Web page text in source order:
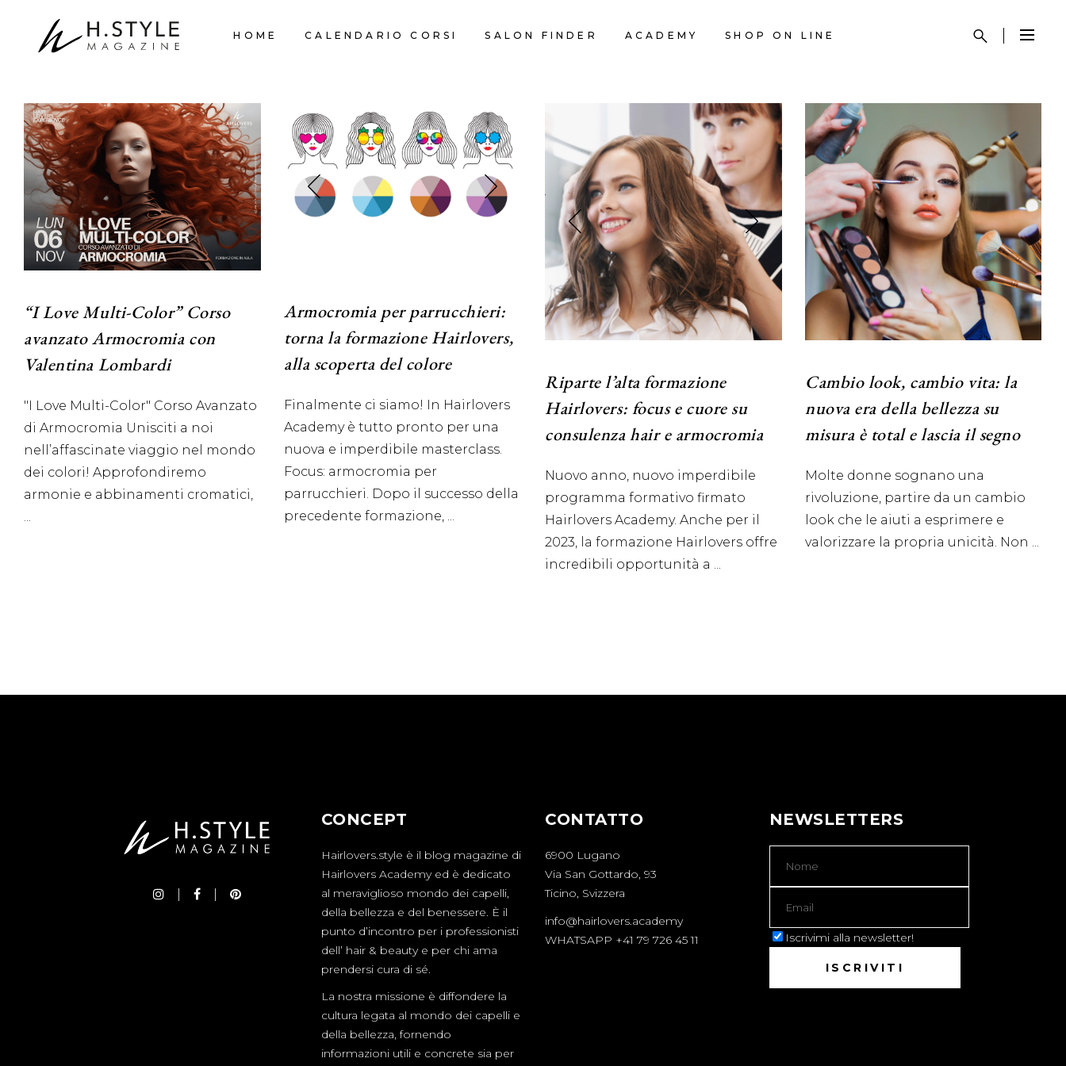
HOME CALENDARIO CORSI SALON FINDER ACADEMY SHOP ON LINE
“I Love Multi-Color” Corso
avanzato Armocromia con
Valentina Lombardi
"I Love Multi-Color" Corso Avanzato
di Armocromia Unisciti a noi
nell’affascinate viaggio nel mondo
dei colori! Approfondiremo
armonie e abbinamenti cromatici,
Armocromia per parrucchieri:
torna la formazione Hairlovers,
alla scoperta del colore
Finalmente ci siamo! In Hairlovers
Academy è tutto pronto per una
nuova e imperdibile masterclass.
Focus: armocromia per
parrucchieri. Dopo il successo della
precedente formazione,
Riparte l’alta formazione
Hairlovers: focus e cuore su
consulenza hair e armocromia
Nuovo anno, nuovo imperdibile
programma formativo firmato
Hairlovers Academy. Anche per il
2023, la formazione Hairlovers offre
incredibili opportunità a
Cambio look, cambio vita: la
nuova era della bellezza su
misura è total e lascia il segno
Molte donne sognano una
rivoluzione, partire da un cambio
look che le aiuti a esprimere e
valorizzare la propria unicità. Non
CONCEPT
Hairlovers.style è il blog magazine di
Hairlovers Academy ed è dedicato
al meraviglioso mondo dei capelli,
della bellezza e del benessere. È il
punto d’incontro per i professionisti
dell’ hair & beauty e per chi ama
prendersi cura di sé.
La nostra missione è diffondere la
cultura legata al mondo dei capelli e
della bellezza, fornendo
informazioni utili e concrete sia per
CONTATTO
6900 Lugano
Via San Gottardo, 93
Ticino, Svizzera
info@hairlovers.academy
WHATSAPP +41 79 726 45 11
NEWSLETTERS
Iscrivimi alla newsletter!